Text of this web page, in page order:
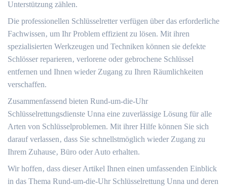
Unterstützung zählen.​
Die professionellen Schlüsselretter verfügen über das erforderliche
Fachwissen‚ um Ihr Problem effizient zu lösen.​ Mit ihren
spezialisierten Werkzeugen und Techniken können sie defekte
Schlösser reparieren‚ verlorene oder gebrochene Schlüssel
entfernen und Ihnen wieder Zugang zu Ihren Räumlichkeiten
verschaffen.​
Zusammenfassend bieten Rund-um-die-Uhr
Schlüsselrettungsdienste Unna eine zuverlässige Lösung für alle
Arten von Schlüsselproblemen.​ Mit ihrer Hilfe können Sie sich
darauf verlassen‚ dass Sie schnellstmöglich wieder Zugang zu
Ihrem Zuhause‚ Büro oder Auto erhalten.​
Wir hoffen‚ dass dieser Artikel Ihnen einen umfassenden Einblick
in das Thema Rund-um-die-Uhr Schlüsselrettung Unna und deren